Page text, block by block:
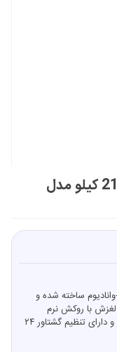
آچار ترکمتر 2000 تاپ تول 4 الی 21 کیلو مدل
ساخته شده و
با روکش نرم
دارای
تنظیم گشتاور ۲۴